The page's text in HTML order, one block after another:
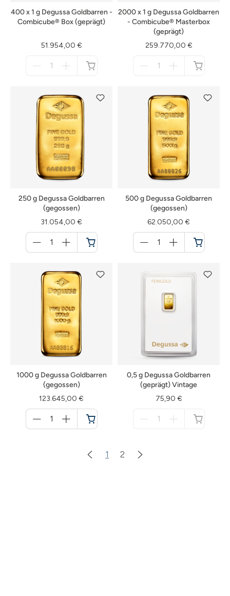
400 x 1 g Degussa Goldbarren -
Combicube® Box (geprägt)
51.954,00 €
2000 x 1 g Degussa Goldbarren
- Combicube® Masterbox
(geprägt)
259.770,00 €
250 g Degussa Goldbarren
(gegossen)
31.054,00 €
für
Warenkorb
500 g Degussa Goldbarren
(gegossen)
62.050,00 €
für
Warenkorb
1000 g Degussa Goldbarren
(gegossen)
123.645,00 €
für
Warenkorb
0,5 g Degussa Goldbarren
(geprägt) Vintage
75,90 €
1 2